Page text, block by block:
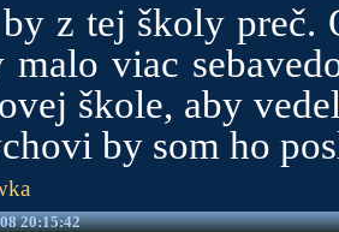
z tej školy preč.
malo viac
škole, aby
by som ho
20:15:42